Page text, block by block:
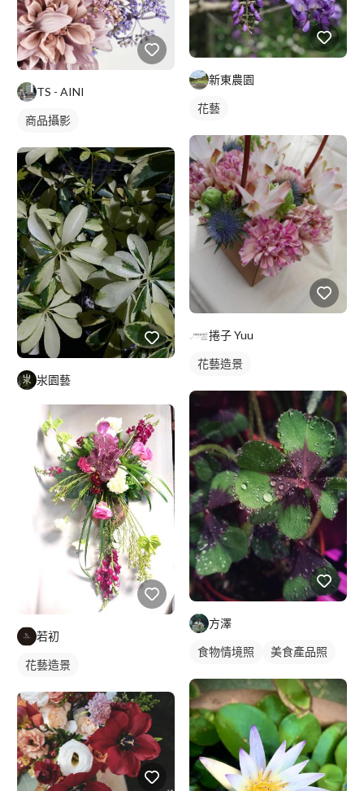
TS - AINI
商品攝影
汖園藝
若初
花藝造景
新東農園
花藝
捲子 Yuu
花藝造景
方澤
食物情境照 美食產品照